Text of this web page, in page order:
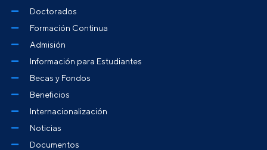
Doctorados
Formación Continua
Admisión
Información para Estudiantes
Becas y Fondos
Beneficios
Internacionalización
Noticias
Documentos